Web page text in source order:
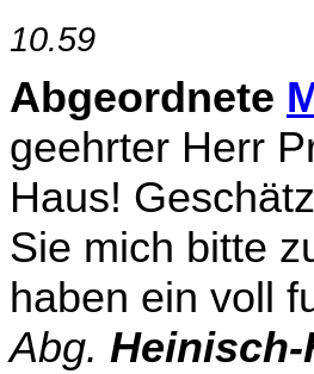
10.59
Abgeordnete
geehrter Herr
Haus!
Sie mich bitte
haben ein voll
Abg. Heinisch-